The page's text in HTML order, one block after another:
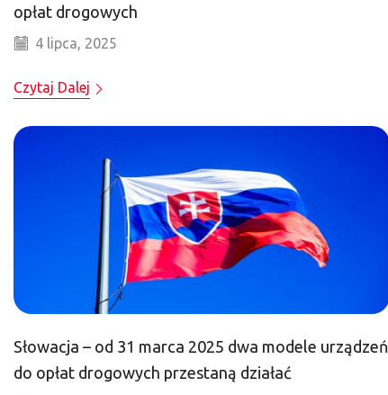
opłat drogowych
4 lipca, 2025
Czytaj Dalej
Słowacja – od 31 marca 2025 dwa modele urządzeń
do opłat drogowych przestaną działać